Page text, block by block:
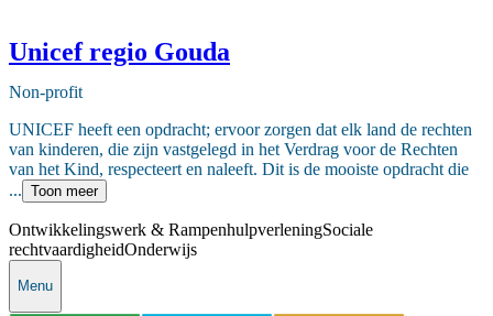
Unicef regio Gouda
Non-profit
UNICEF heeft een opdracht; ervoor zorgen dat elk land de rechten
van kinderen, die zijn vastgelegd in het Verdrag voor de Rechten
van het Kind, respecteert en naleeft. Dit is de mooiste opdracht die
... Toon meer
Ontwikkelingswerk & RampenhulpverleningSociale
rechtvaardigheidOnderwijs
Menu